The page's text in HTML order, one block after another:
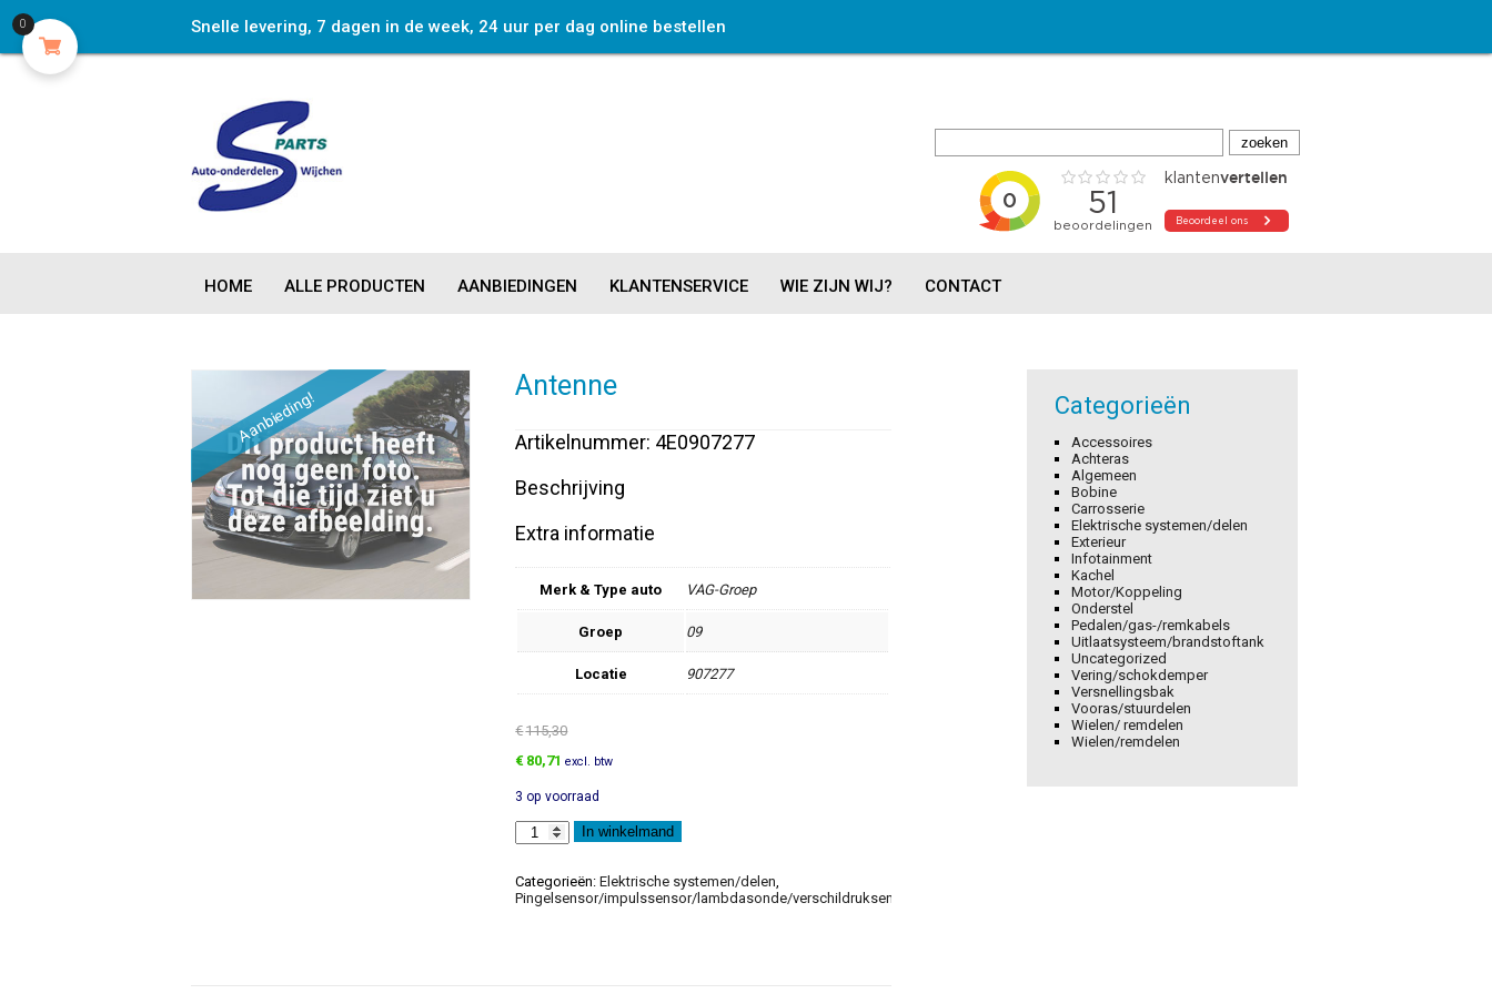
Snelle levering, 7 dagen in de week, 24 uur per dag online bestellen
HOME ALLE PRODUCTEN AANBIEDINGEN KLANTENSERVICE WIE ZIJN WIJ? CONTACT
Aanbieding!
Antenne
Artikelnummer: 4E0907277
Beschrijving
Extra informatie
Merk & Type auto VAG-Groep
Groep 09
Locatie 907277
€115,30
Oorspronkelijke
was:
€115,30.
€ 80,71 Huidige
is:
€80,71.
excl. btw
3 op voorraad
Antenne
aantal
In winkelmand
Categorieën:Elektrische systemen/delen
Pingelsensor/impulssensor/lambdasonde/verschildruksensor/motortoerentalsensor/motorregelapparaat
Categorieën
Accessoires
Achteras
Algemeen
Bobine
Carrosserie
Elektrische systemen/delen
Exterieur
Infotainment
Kachel
Motor/Koppeling
Onderstel
Pedalen/gas-/remkabels
Uitlaatsysteem/brandstoftank
Uncategorized
Vering/schokdemper
Versnellingsbak
Vooras/stuurdelen
Wielen/ remdelen
Wielen/remdelen
0